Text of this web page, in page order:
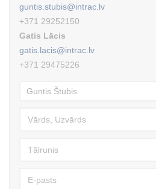
guntis.stubis@intrac.lv
+371 29252150
Gatis Lācis
gatis.lacis@intrac.lv
+371 29475226